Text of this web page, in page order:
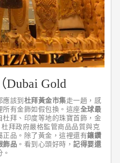
Dubai Gold
該到 杜拜黃金市集走一趟，感
有金飾如假包換。這座全球最
杜拜、印度等地的珠寶首飾，金
杜拜政府嚴格監管商品品質與克
正品。除了黃金，這裡還有鑲鑽
飾品 。看到心頭好時，記得要還